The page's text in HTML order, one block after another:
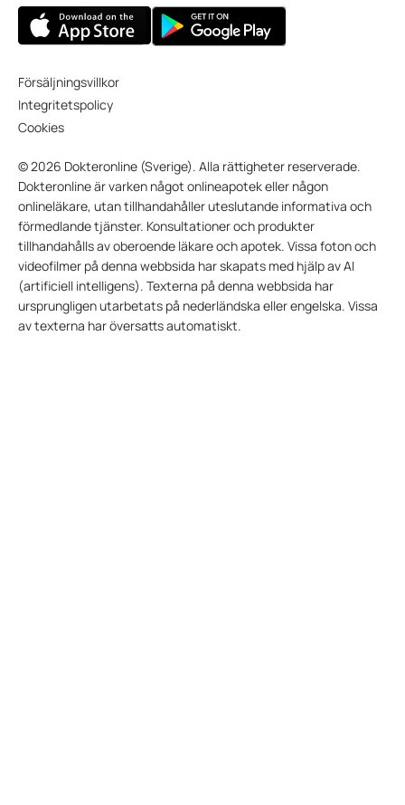
Försäljningsvillkor
Integritetspolicy
Cookies
© 2026 Dokteronline (Sverige). Alla rättigheter reserverade.
Dokteronline är varken något onlineapotek eller någon
onlineläkare, utan tillhandahåller uteslutande informativa och
förmedlande tjänster. Konsultationer och produkter
tillhandahålls av oberoende läkare och apotek. Vissa foton och
videofilmer på denna webbsida har skapats med hjälp av AI
(artificiell intelligens). Texterna på denna webbsida har
ursprungligen utarbetats på nederländska eller engelska. Vissa
av texterna har översatts automatiskt.